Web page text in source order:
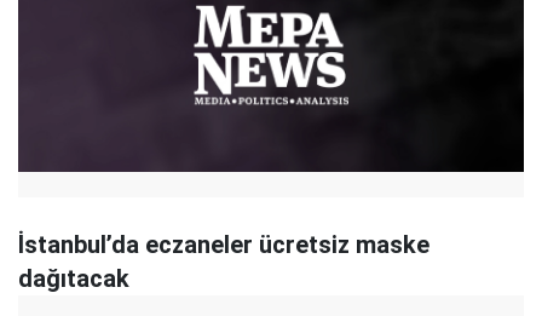
İstanbul’da eczaneler ücretsiz maske
dağıtacak